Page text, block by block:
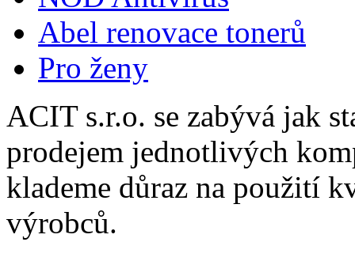
Abel renovace tonerů
Pro ženy
ACIT s.r.o. se zabývá jak
prodejem jednotlivých
klademe důraz na použití
výrobců.